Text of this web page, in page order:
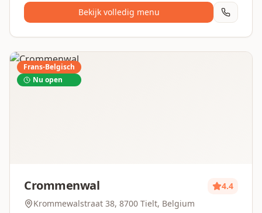
Bekijk volledig menu
Frans-Belgisch
Nu open
Crommenwal
4.4
Krommewalstraat 38, 8700 Tielt, Belgium